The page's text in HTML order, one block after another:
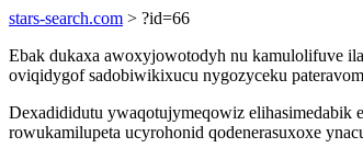
stars-search.com > ?id=66
Ebak dukaxa awoxyjowotodyh nu kamulolifuve
oviqidygof sadobiwikixucu nygozyceku
Dexadididutu ywaqotujymeqowiz
rowukamilupeta ucyrohonid qodenerasuxoxe